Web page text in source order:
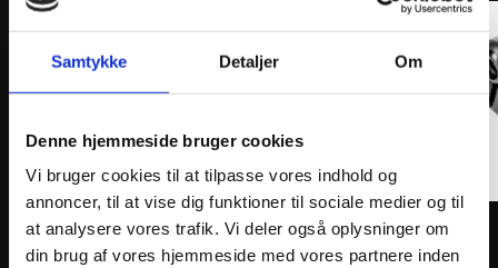
Samtykke Detaljer Om
Denne hjemmeside bruger cookies
Vi bruger cookies til at tilpasse vores indhold og
annoncer, til at vise dig funktioner til sociale medier og til
at analysere vores trafik. Vi deler også oplysninger om
din brug af vores hjemmeside med vores partnere inden
POLISPORT STANDARD CLAMP Ø 22 MM
181kr.